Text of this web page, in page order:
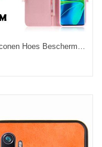
Xiaomi Mi Note 10 Hoesje All Inclusive Siliconen Hoes Bescherming Mobiele Telefoon Sale